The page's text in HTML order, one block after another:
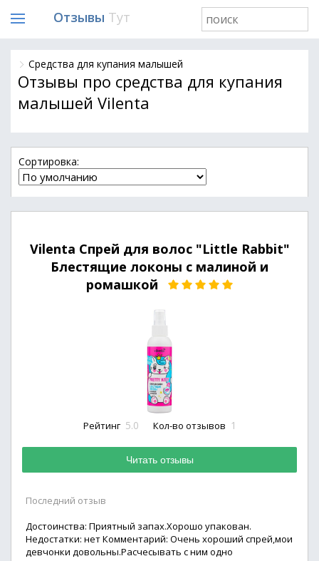
Отзывы Тут
Средства для купания малышей
Отзывы про средства для купания
малышей Vilenta
Cортировка:
Vilenta Спрей для волос "Little Rabbit"
Блестящие локоны с малиной и
ромашкой
Рейтинг 5.0 Кол-во отзывов 1
Читать отзывы
Последний отзыв
Достоинства: Приятный запах.Хорошо упакован.
Недостатки: нет Комментарий: Очень хороший спрей,мои
девчонки довольны.Расчесывать с ним одно